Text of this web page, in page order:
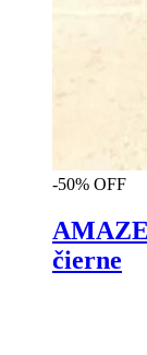
-50% OFF
čierne